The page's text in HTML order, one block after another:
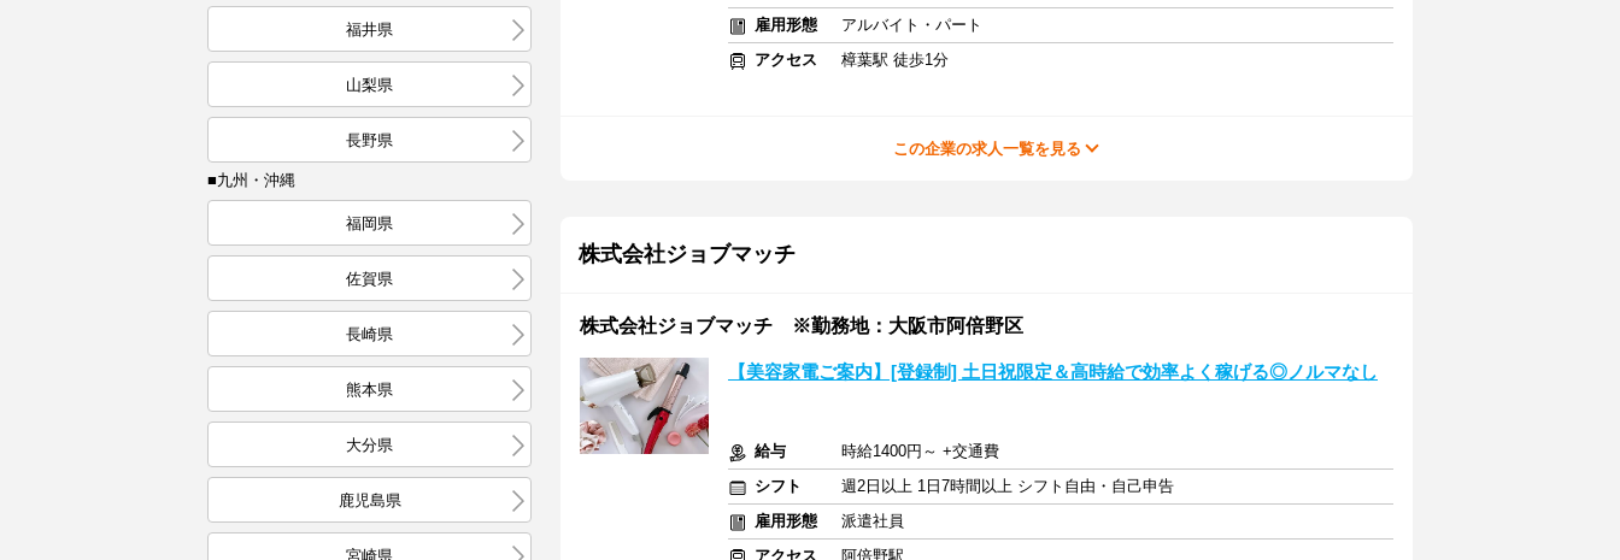
福井県
山梨県
長野県
■九州・沖縄
福岡県
佐賀県
長崎県
熊本県
大分県
鹿児島県
宮崎県
雇用形態
アルバイト・パート
アクセス
樟葉駅 徒歩1分
この企業の求人一覧を見る
株式会社ジョブマッチ
株式会社ジョブマッチ ※勤務地：大阪市阿倍野区
【美容家電ご案内】[登録制] 土日祝限定＆高時給で効率よく稼げる◎ノルマなし
給与
時給1400円～ +交通費
シフト
週2日以上 1日7時間以上 シフト自由・自己申告
雇用形態
派遣社員
アクセス
阿倍野駅